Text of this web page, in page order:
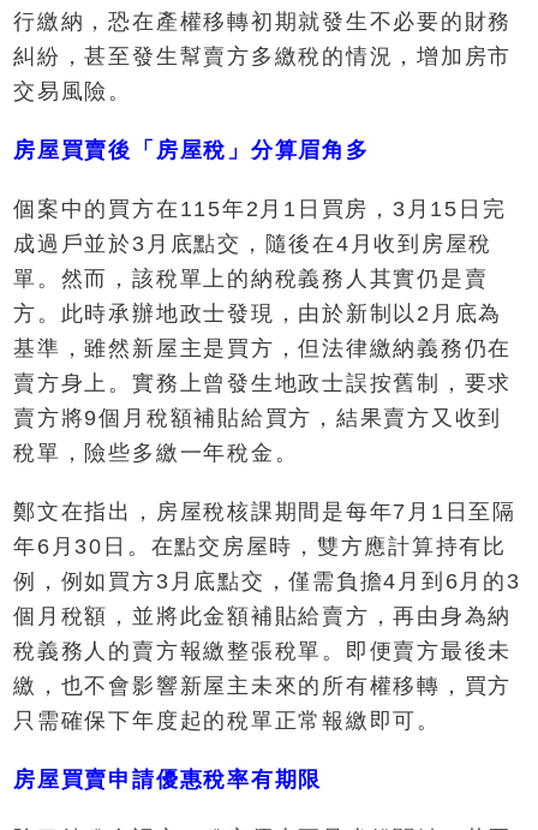
行繳納，恐在產權移轉初期就發生不必要的財務
糾紛，甚至發生幫賣方多繳稅的情況，增加房市
交易風險。
房屋買賣後「房屋稅」分算眉角多
個案中的買方在115年2月1日買房，3月15日完
成過戶並於3月底點交，隨後在4月收到房屋稅
單。然而，該稅單上的納稅義務人其實仍是賣
方。此時承辦地政士發現，由於新制以2月底為
基準，雖然新屋主是買方，但法律繳納義務仍在
賣方身上。實務上曾發生地政士誤按舊制，要求
賣方將9個月稅額補貼給買方，結果賣方又收到
稅單，險些多繳一年稅金。
鄭文在指出，房屋稅核課期間是每年7月1日至隔
年6月30日。在點交房屋時，雙方應計算持有比
例，例如買方3月底點交，僅需負擔4月到6月的3
個月稅額，並將此金額補貼給賣方，再由身為納
稅義務人的賣方報繳整張稅單。即便賣方最後未
繳，也不會影響新屋主未來的所有權移轉，買方
只需確保下年度起的稅單正常報繳即可。
房屋買賣申請優惠稅率有期限